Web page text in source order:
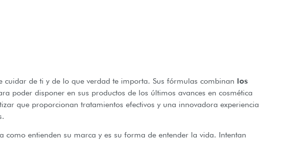
cuidar de ti y de lo que verdad te importa. Sus fórmulas combinan los
poder disponer en sus productos de los últimos avances en cosmética
que proporcionan tratamientos efectivos y una innovadora experiencia
entienden su marca y es su forma de entender la vida. Intentan